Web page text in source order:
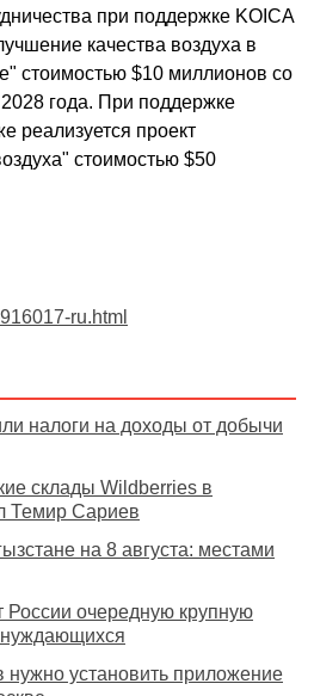
при поддержке KOICA
качества воздуха в
стоимостью $10 миллионов со
года. При поддержке
реализуется проект
стоимостью $50
ru.html
налоги на доходы от добычи
склады Wildberries в
Темир Сариев
на 8 августа: местами
России очередную крупную
нуждающихся
нужно установить приложение